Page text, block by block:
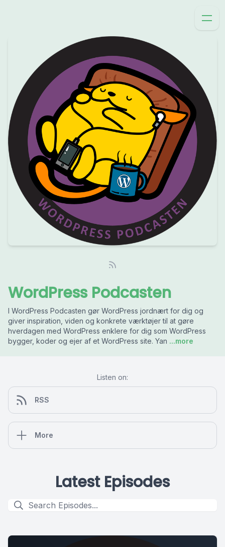
WordPress Podcasten
I WordPress Podcasten gør WordPress jordnært for dig og
giver inspiration, viden og konkrete værktøjer til at gøre
hverdagen med WordPress enklere for dig som WordPress
bygger, koder og ejer af et WordPress site. Yan ...more
Listen on:
RSS
More
Latest Episodes